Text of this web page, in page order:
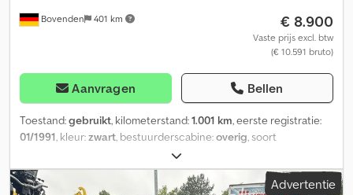
Bovenden 401 km € 8.900
Vaste prijs excl. btw
(€ 10.591 bruto)
Aanvragen Bellen
Toestand:gebruikt, kilometerstand:1.001 km, eerste registratie:
01/1991, kleur:zwart, bestuurderscabine:overig, soort
, Bouwjaar:1991
Voertuiglocatie: Bovenden, kraan aan de achterzijde, noodstop,
inklapbaar, mechanische 2-punts afstempeling, 3x hydraulisch
Advertentie